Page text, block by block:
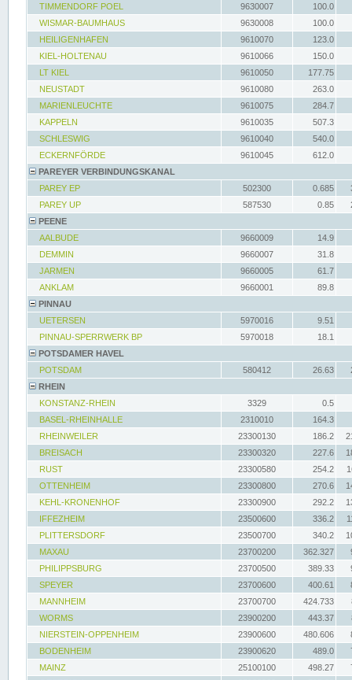
TIMMENDORF POEL
9630007
100.0
WISMAR-BAUMHAUS
9630008
100.0
HEILIGENHAFEN
9610070
123.0
KIEL-HOLTENAU
9610066
150.0
LT KIEL
9610050
177.75
NEUSTADT
9610080
263.0
MARIENLEUCHTE
9610075
284.7
KAPPELN
9610035
507.3
SCHLESWIG
9610040
540.0
ECKERNFÖRDE
9610045
612.0
PAREYER VERBINDUNGSKANAL
PAREY EP
502300 0.685
PAREY UP
587530 0.85
PEENE
AALBUDE
9660009
14.9
DEMMIN
9660007
31.8
JARMEN
9660005
61.7
ANKLAM
9660001
89.8
PINNAU
UETERSEN
5970016
9.51
PINNAU-SPERRWERK BP
5970018
18.1
POTSDAMER HAVEL
POTSDAM
580412 26.63
RHEIN
KONSTANZ-RHEIN
3329
0.5
BASEL-RHEINHALLE
2310010
164.3
RHEINWEILER
23300130 186.2
BREISACH
23300320 227.6
RUST
23300580 254.2
OTTENHEIM
23300800 270.6
KEHL-KRONENHOF
23300900 292.2
IFFEZHEIM
23500600 336.2
PLITTERSDORF
23500700 340.2
MAXAU
23700200 362.327
PHILIPPSBURG
23700500 389.33
SPEYER
23700600 400.61
MANNHEIM
23700700 424.733
WORMS
23900200 443.37
NIERSTEIN-OPPENHEIM
23900600 480.606
BODENHEIM
23900620 489.0
MAINZ
25100100 498.27